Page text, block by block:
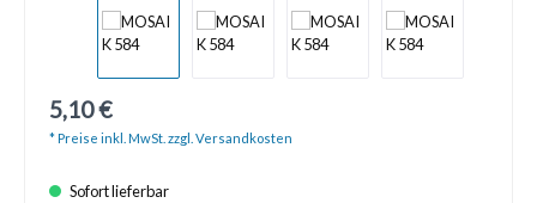
5,10 €
* Preise inkl. MwSt. zzgl. Versandkosten
Sofort lieferbar